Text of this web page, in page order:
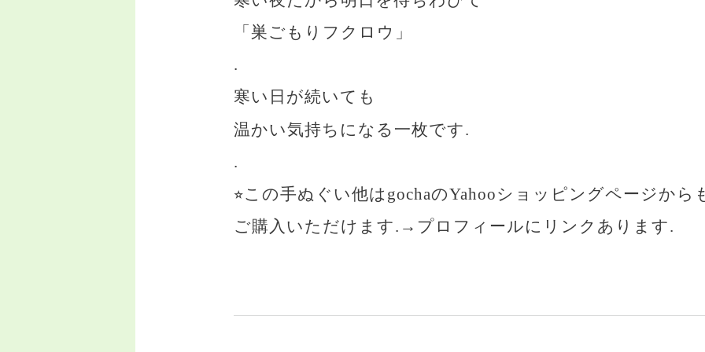
「巣ごもりフクロウ」
.
寒い日が続いても
温かい気持ちになる一枚です.
.
⭐︎この手ぬぐい他はgochaのYahooショッピングページから
ご購入いただけます.→プロフィールにリンクあります.